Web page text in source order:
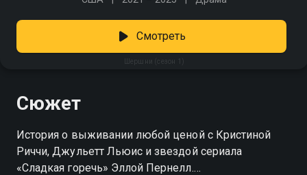
Шершни (сезон 1)
Смотреть
Сюжет
История о выживании любой ценой с Кристиной
Риччи, Джульетт Льюис и звездой сериала
«Сладкая горечь» Эллой Пернелл.